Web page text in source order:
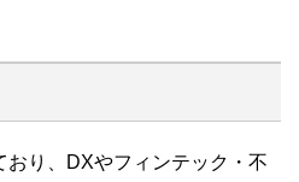
り、DXやフィンテック・不